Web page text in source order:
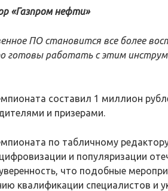
«Газпром нефти»
ПО становится все более
готовы работать с этим
составил 1 миллион
и призерами.
по табличному
и популяризации
что подобные
квалификации специалистов и